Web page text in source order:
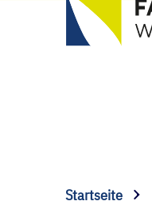
Startseite